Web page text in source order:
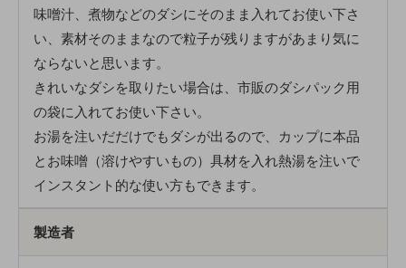
味噌汁、煮物などのダシにそのまま入れてお使い下さ
い、素材そのままなので粒子が残りますがあまり気に
ならないと思います。
きれいなダシを取りたい場合は、市販のダシパック用
の袋に入れてお使い下さい。
お湯を注いだだけでもダシが出るので、カップに本品
とお味噌（溶けやすいもの）具材を入れ熱湯を注いで
インスタント的な使い方もできます。
製造者